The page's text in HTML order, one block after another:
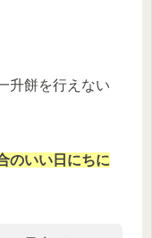
升餅を行えない
のいい日にちに